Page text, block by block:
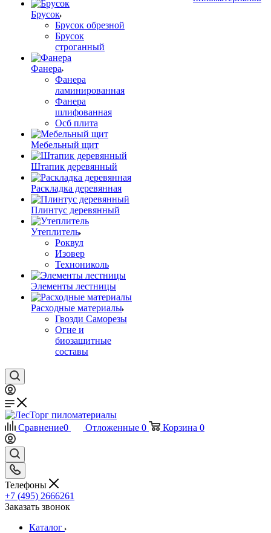
Брусок
Брусок обрезной
Брусок
строганный
Фанера
Фанера
ламинированная
Фанера
шлифованная
Осб плита
Мебельный щит
Штапик деревянный
Раскладка деревянная
Плинтус деревянный
Утеплитель
Роквул
Изовер
Технониколь
Элементы лестницы
Расходные материалы
Гвозди Саморезы
Огне и
биозащитные
составы
Сравнение0 Отложенные 0 Корзина 0
Телефоны
+7 (495) 2666261
Заказать звонок
Каталог